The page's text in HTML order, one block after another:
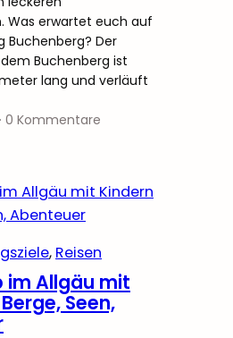
Was erwartet euch auf
Buchenberg? Der
Buchenberg ist
lang und verläuft
· 0 Kommentare
, Reisen
im Allgäu mit
Seen,